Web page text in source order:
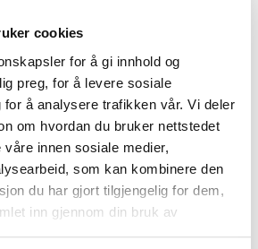
cookies
for å gi innhold og
preg, for å levere sosiale
for å analysere trafikken vår. Vi deler
om hvordan du bruker nettstedet
innen sosiale medier,
som kan kombinere den
du har gjort tilgjengelig for dem,
inn gjennom din bruk av
kan forekomme.
av over 42 000 unike
inkludert nærmere 27 000 unike
til den ekstraordinære samlingen
testamenterte til Oslo
rommer museet også samlingene
Amaldus Nielsen og Ludvig O.
samling